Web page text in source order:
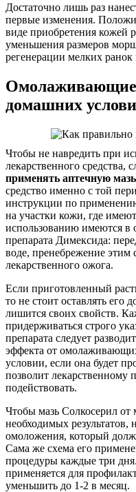
Достаточно лишь раз
первые изменения.
виде приобретения кожей
уменьшения размеров
регенерации мелких
домашних
Чтобы не навредить при
лекарственного средства,
применять аптечную мазь
средство именно с той
инструкции по
на участки кожи, где
использованию имеются в
препарата Димексида:
воде, пренебрежение этим
лекарственного ожога.
Если приготовленный
то не стоит оставлять его
лишится своих свойств.
придерживаться строго
препарата следует
эффекта от
условии, если она будет
позволит лекарственному
подействовать.
Чтобы мазь Солкосерил
необходимых результатов,
омоложения, который
Сама же схема его
процедуры каждые три дня.
применяется для
уменьшить до 1-2 в месяц.